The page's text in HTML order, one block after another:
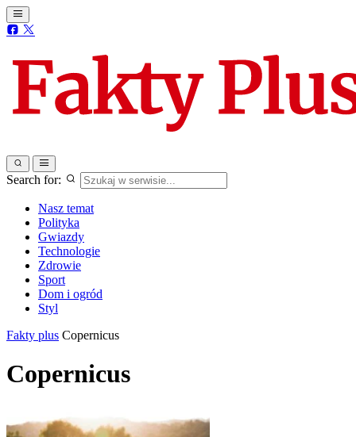
Search for:
Nasz temat
Polityka
Gwiazdy
Technologie
Zdrowie
Sport
Dom i ogród
Styl
Fakty plus Copernicus
Copernicus